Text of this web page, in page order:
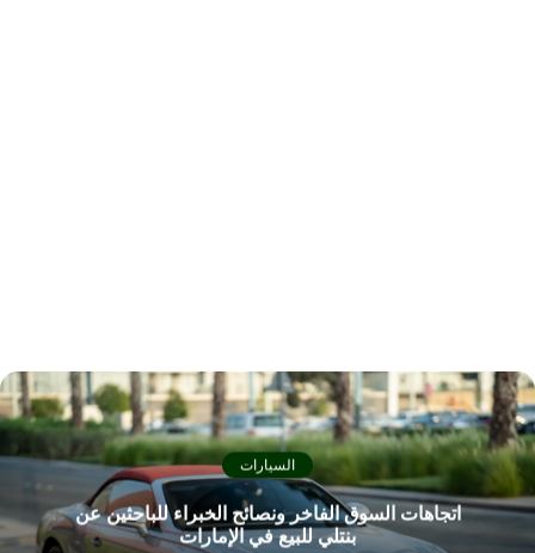
السيارات
اتجاهات السوق الفاخر ونصائح الخبراء للباحثين عن
بنتلي للبيع في الإمارات